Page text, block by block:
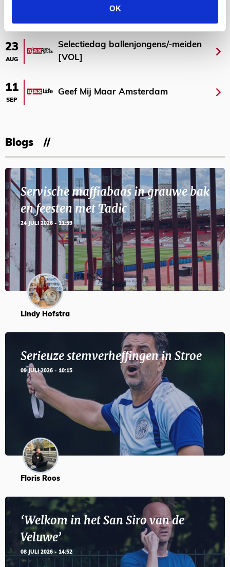
OK
23
AUG
Selectiedag ballenjongens/-meiden
[VOL]
11
SEP
Geef Mij Maar Amsterdam
Blogs
Servische maffiabaas in grauwe bak
en feesten met Tadic
24 JULI 2026 - 11:59
Lindy Hofstra
Serieuze stemverheffingen in Stroe
09 JULI 2026 - 10:15
Floris Roos
‘Welkom in het San Siro van de
Veluwe’
08 JULI 2026 - 14:52